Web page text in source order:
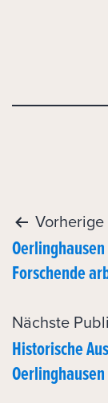
Post
navigation
Forschende
Nächste
Historische
Oerlinghausen